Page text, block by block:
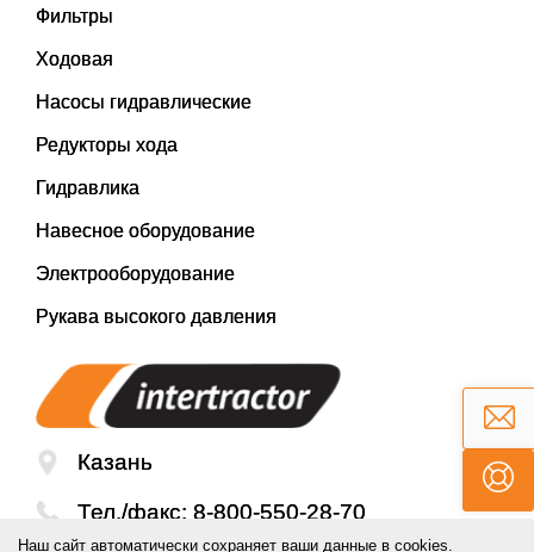
Фильтры
Ходовая
Насосы гидравлические
Редукторы хода
Гидравлика
Навесное оборудование
Электрооборудование
Рукава высокого давления
Казань
Тел./факс: 8-800-550-28-70
Наш сайт автоматически сохраняет ваши данные в cookies.